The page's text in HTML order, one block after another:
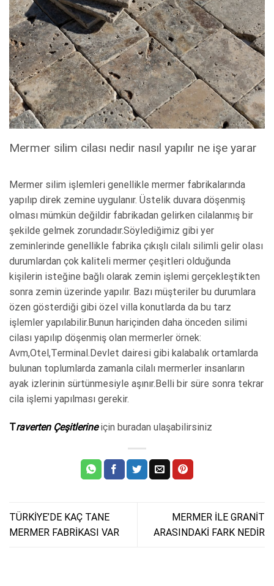
Mermer silim cilası nedir nasıl yapılır ne işe yarar
Mermer silim işlemleri genellikle mermer fabrikalarında
yapılıp direk zemine uygulanır. Üstelik duvara döşenmiş
olması mümkün değildir fabrikadan gelirken cilalanmış bir
şekilde gelmek zorundadır.Söylediğimiz gibi yer
zeminlerinde genellikle fabrika çıkışlı cilalı silimli gelir olası
durumlardan çok kaliteli mermer çeşitleri olduğunda
kişilerin isteğine bağlı olarak zemin işlemi gerçekleştikten
sonra zemin üzerinde yapılır. Bazı müşteriler bu durumlara
özen gösterdiği gibi özel villa konutlarda da bu tarz
işlemler yapılabilir.Bunun hariçinden daha önceden silimi
cilası yapılıp döşenmiş olan mermerler örnek:
Avm,Otel,Terminal.Devlet dairesi gibi kalabalık ortamlarda
bulunan toplumlarda zamanla cilalı mermerler insanların
ayak izlerinin sürtünmesiyle aşınır.Belli bir süre sonra tekrar
cila işlemi yapılması gerekir.
Traverten Çeşitlerineiçin buradan ulaşabilirsiniz
TÜRKİYE’DE KAÇ TANE
MERMER FABRİKASI VAR
MERMER İLE GRANİT
ARASINDAKİ FARK NEDİR